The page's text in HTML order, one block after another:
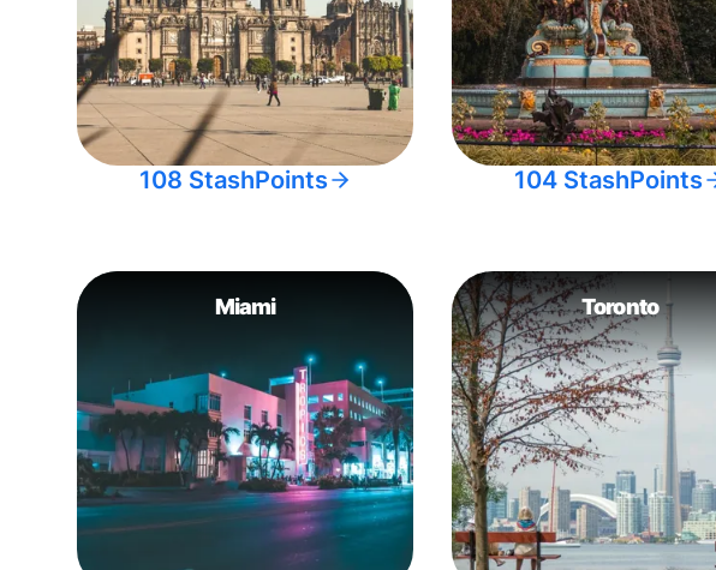
108 StashPoints 104 StashPoints
Miami Toronto